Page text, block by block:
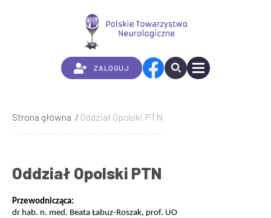
ZALOGUJ
Ścieżka
nawigacyjna
Strona główna Oddział Opolski PTN
Oddział Opolski PTN
Przewodnicząca:
dr hab. n. med. Beata Łabuz-Roszak, prof. UO